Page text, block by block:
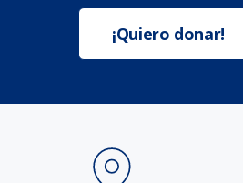
¡Quiero donar!